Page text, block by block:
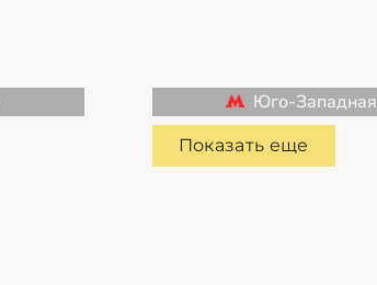
Юго-Западная
Показать еще